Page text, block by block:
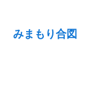
みまもり合図